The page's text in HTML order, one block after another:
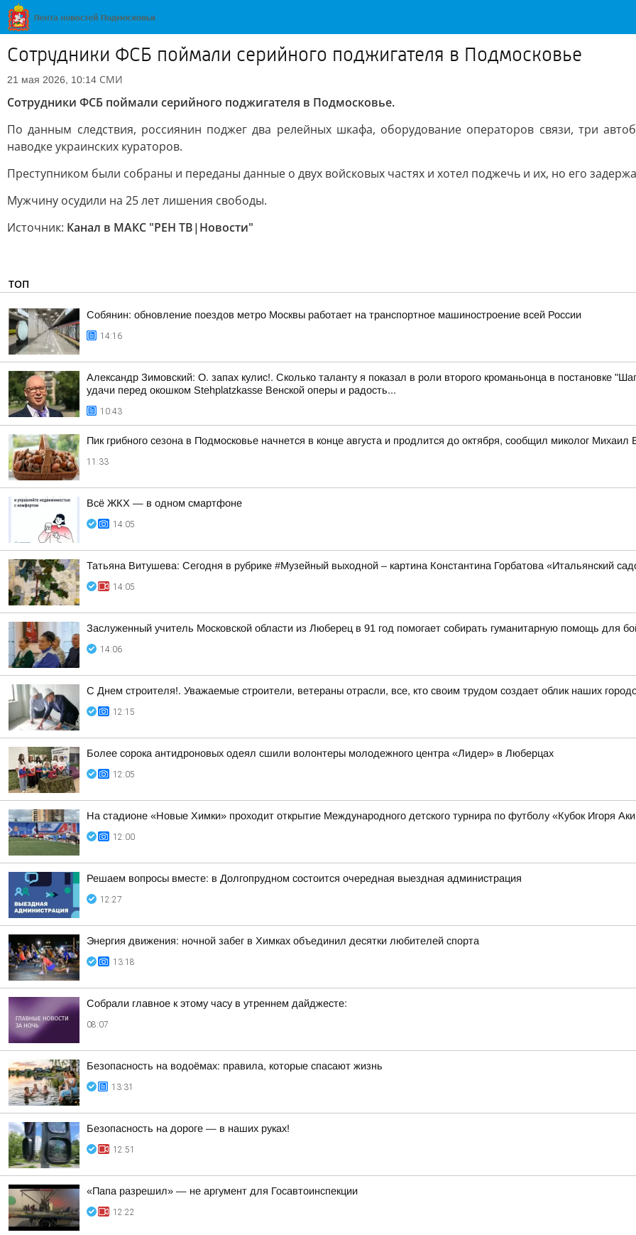
Сотрудники ФСБ поймали серийного поджигателя в Подмосковье
21 мая 2026, 10:14 СМИ
Сотрудники ФСБ поймали серийного поджигателя в Подмосковье.
По данным следствия, россиянин поджег два релейных шкафа, оборудование операторов связи, три
наводке украинских кураторов.
Преступником были собраны и переданы данные о двух войсковых частях и хотел поджечь и их, но его
Мужчину осудили на 25 лет лишения свободы.
Источник: Канал в МАКС "РЕН ТВ|Новости"
ТОП
Собянин: обновление поездов метро Москвы работает на транспортное машиностроение всей России
14:16
Александр Зимовский: О. запах кулис!. Сколько таланту я показал в роли второго кроманьонца в постановке
удачи перед окошком Stehplatzkasse Венской оперы и радость...
10:43
Пик грибного сезона в Подмосковье начнется в конце августа и продлится до октября, сообщил миколог Михаил
11:33
Всё ЖКХ — в одном смартфоне
14:05
Татьяна Витушева: Сегодня в рубрике #Музейный выходной – картина Константина Горбатова «Итальянский
14:05
Заслуженный учитель Московской области из Люберец в 91 год помогает собирать гуманитарную помощь для
14:06
С Днем строителя!. Уважаемые строители, ветераны отрасли, все, кто своим трудом создает облик наших
12:15
Более сорока антидроновых одеял сшили волонтеры молодежного центра «Лидер» в Люберцах
12:05
На стадионе «Новые Химки» проходит открытие Международного детского турнира по футболу «Кубок Игоря
12:00
Решаем вопросы вместе: в Долгопрудном состоится очередная выездная администрация
12:27
Энергия движения: ночной забег в Химках объединил десятки любителей спорта
13:18
Собрали главное к этому часу в утреннем дайджесте:
08:07
Безопасность на водоёмах: правила, которые спасают жизнь
13:31
Безопасность на дороге — в наших руках!
12:51
«Папа разрешил» — не аргумент для Госавтоинспекции
12:22